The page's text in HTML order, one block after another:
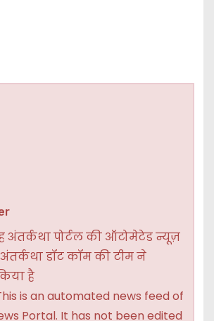
अंतर्कथा पोर्टल की ऑटोमेटेड न्यूज़
डॉट कॉम की टीम ने
है
is an automated news feed of
Portal. It has not been edited